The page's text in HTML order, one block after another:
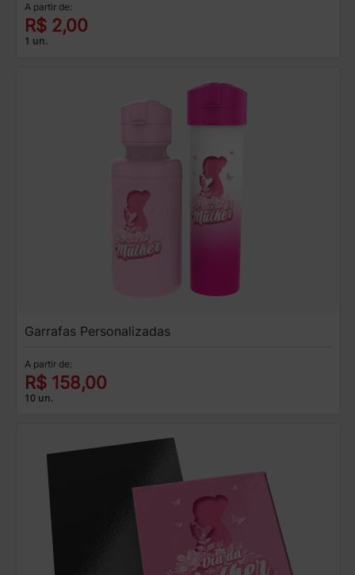
A partir de:
R$ 2,00
1 un.
Garrafas Personalizadas
A partir de:
R$ 158,00
10 un.